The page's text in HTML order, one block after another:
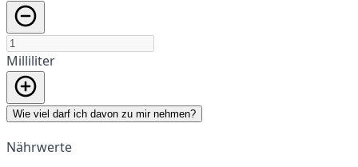
Milliliter
Wie viel darf ich davon zu mir nehmen?
Nährwerte